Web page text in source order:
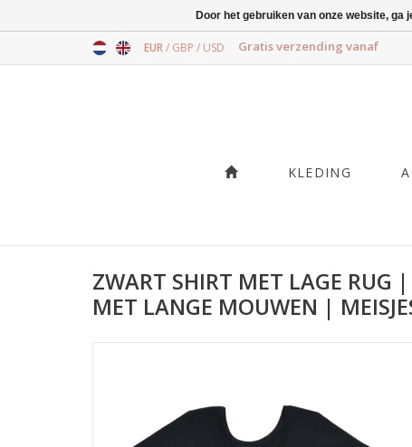
EUR/ GBP / USD Gratis verzending vanaf
KLEDING
ZWART SHIRT MET LAGE RUG
MET LANGE MOUWEN |
Door het gebruiken van onze website,